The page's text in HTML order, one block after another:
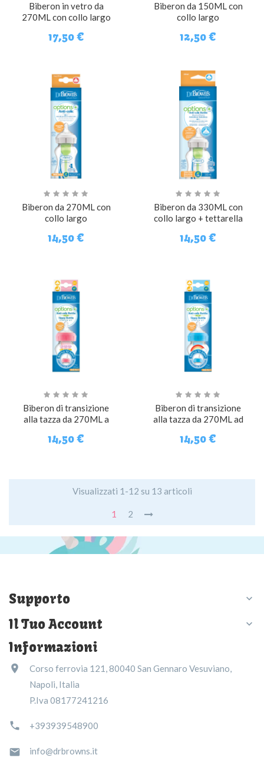
Biberon in vetro da
270ML con collo largo
17,50 €
Biberon da 150ML con
collo largo
12,50 €
Biberon da 270ML con
collo largo
14,50 €
Biberon da 330ML con
collo largo + tettarella
14,50 €
Biberon di transizione
alla tazza da 270ML a
14,50 €
Biberon di transizione
alla tazza da 270ML ad
14,50 €
Visualizzati 1-12 su 13 articoli
1 2
Supporto 
Il Tuo Account 
Informazioni

Corso ferrovia 121, 80040 San Gennaro Vesuviano,
Napoli, Italia
P.Iva 08177241216
 +393939548900
 info@drbrowns.it